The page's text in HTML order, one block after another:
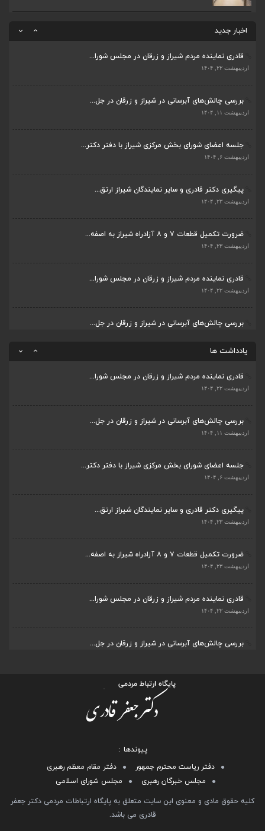
اخبار جدید
بررسی چالش‌های آبرسانی در شیراز و زرقان در جل...
اردیبهشت ۱۱, ۱۴۰۴
جلسه اعضای شورای بخش مرکزی شیراز با دفتر دکتر...
اردیبهشت ۶, ۱۴۰۴
پیگیری دکتر قادری و سایر نمایندگان شیراز ارتق...
اردیبهشت ۲۳, ۱۴۰۴
ضرورت تکمیل قطعات ۷ و ۸ آزادراه شیراز به اصفه...
اردیبهشت ۲۳, ۱۴۰۴
قادری نماینده مردم شیراز و زرقان در مجلس شورا...
اردیبهشت ۲۲, ۱۴۰۴
بررسی چالش‌های آبرسانی در شیراز و زرقان در جل...
اردیبهشت ۱۱, ۱۴۰۴
یادداشت ها
ضرورت تکمیل قطعات ۷ و ۸ آزادراه شیراز به اصفه...
قادری نماینده مردم شیراز و زرقان در مجلس شورا...
بررسی چالش‌های آبرسانی در شیراز و زرقان در جل...
جلسه اعضای شورای بخش مرکزی شیراز با دفتر دکتر...
پیگیری دکتر قادری و سایر نمایندگان شیراز ارتق...
ضرورت تکمیل قطعات ۷ و ۸ آزادراه شیراز به اصفه...
اردیبهشت ۲۲, ۱۴۰۴
بررسی چالش‌های آبرسانی در شیراز و زرقان در جل...
اردیبهشت ۱۱, ۱۴۰۴
جلسه اعضای شورای بخش مرکزی شیراز با دفتر دکتر...
اردیبهشت ۶, ۱۴۰۴
پیگیری دکتر قادری و سایر نمایندگان شیراز ارتق...
اردیبهشت ۲۳, ۱۴۰۴
ضرورت تکمیل قطعات ۷ و ۸ آزادراه شیراز به اصفه...
اردیبهشت ۲۳, ۱۴۰۴
قادری نماینده مردم شیراز و زرقان در مجلس شورا...
اردیبهشت ۲۲, ۱۴۰۴
بررسی چالش‌های آبرسانی در شیراز و زرقان در جل...
اردیبهشت ۱۱, ۱۴۰۴
پیوندها
دفتر ریاست محترم جمهور
دفتر مقام معظم رهبری
مجلس خبرگان رهبری
مجلس شورای اسلامی
کلیه حقوق مادی و معنوی این سایت متعلق به پایگاه ارتباطات مردمی دکتر جعفر
قادری می باشد.